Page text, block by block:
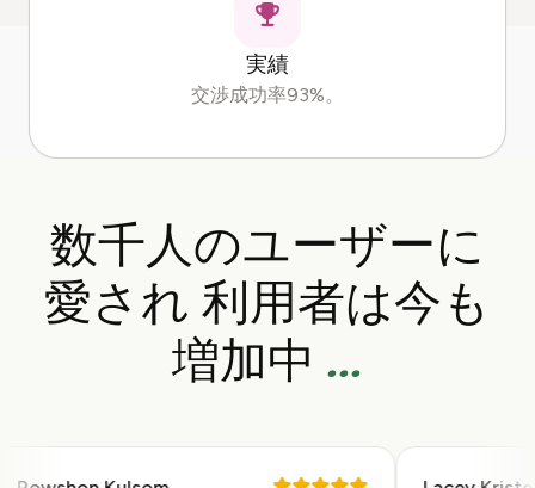
実績
交渉成功率93%。
数千人のユーザーに
愛され 利用者は今も
増加中 ...